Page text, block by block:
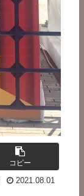
コピー
2021.08.01